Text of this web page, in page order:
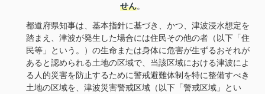
せん。
都道府県知事は、基本指針に基づき、かつ、津波浸水想定を
踏まえ、津波が発生した場合には住民その他の者（以下「住
民等」という。）の生命または身体に危害が生ずるおそれが
あると認められる土地の区域で、当該区域における津波によ
る人的災害を防止するために警戒避難体制を特に整備すべき
土地の区域を、津波災害警戒区域（以下「警戒区域」とい